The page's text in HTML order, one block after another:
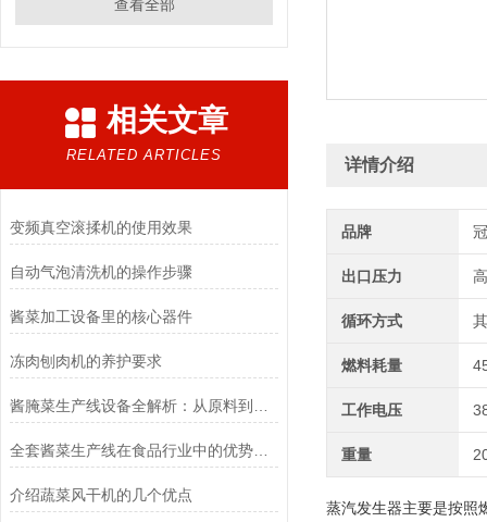
查看全部
相关文章
RELATED ARTICLES
变频真空滚揉机的使用效果
自动气泡清洗机的操作步骤
酱菜加工设备里的核心器件
冻肉刨肉机的养护要求
全套酱菜生产线在食品行业中的优势和应用前景
介绍蔬菜风干机的几个优点
详情介绍
品牌
出口压力
循环方式
燃料耗量
工作电压
重量
蒸汽发生器主要是按照